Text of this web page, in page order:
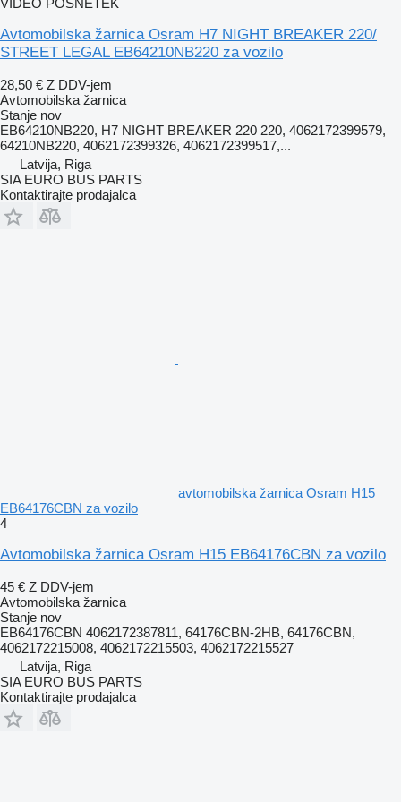
Avtomobilska žarnica Osram H7 NIGHT BREAKER 220/
STREET LEGAL EB64210NB220 za vozilo
28,50 € Z DDV-jem
Avtomobilska žarnica
Stanje nov
EB64210NB220, H7 NIGHT BREAKER 220 220, 4062172399579,
64210NB220, 4062172399326, 4062172399517,...
Latvija, Riga
SIA EURO BUS PARTS
Kontaktirajte prodajalca
avtomobilska žarnica Osram H15
EB64176CBN za vozilo
4
Avtomobilska žarnica Osram H15 EB64176CBN za vozilo
45 € Z DDV-jem
Avtomobilska žarnica
Stanje nov
EB64176CBN 4062172387811, 64176CBN-2HB, 64176CBN,
4062172215008, 4062172215503, 4062172215527
Latvija, Riga
SIA EURO BUS PARTS
Kontaktirajte prodajalca